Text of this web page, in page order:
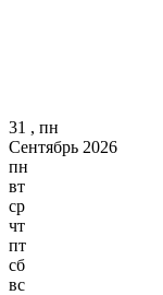
31 , пн
Сентябрь 2026
пн
вт
ср
чт
пт
сб
вс